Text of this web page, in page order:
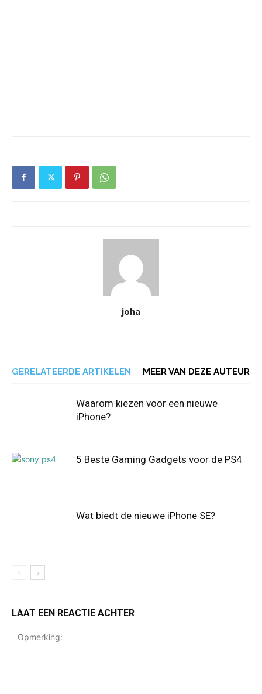
joha
GERELATEERDE ARTIKELEN MEER VAN DEZE AUTEUR
Waarom kiezen voor een nieuwe
iPhone?
5 Beste Gaming Gadgets voor de PS4
Wat biedt de nieuwe iPhone SE?
LAAT EEN REACTIE ACHTER